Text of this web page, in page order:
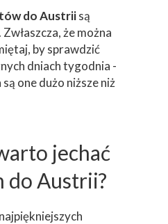
do Austriisą
że można
by sprawdzić
dniach tygodnia -
one dużo niższe niż
jechać
do Austrii?